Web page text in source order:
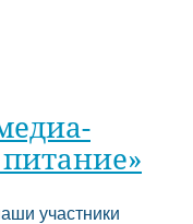
участники